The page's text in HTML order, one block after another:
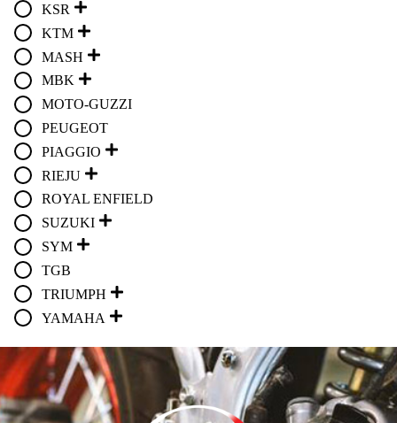
KSR
KTM
MASH
MBK
MOTO-GUZZI
PEUGEOT
PIAGGIO
RIEJU
ROYAL ENFIELD
SUZUKI
SYM
TGB
TRIUMPH
YAMAHA